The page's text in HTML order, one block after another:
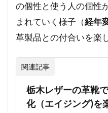
の個性と使う人の個性
まれていく様子（経年
革製品との付合いを楽
関連記事
栃木レザーの革靴
化（エイジング)を